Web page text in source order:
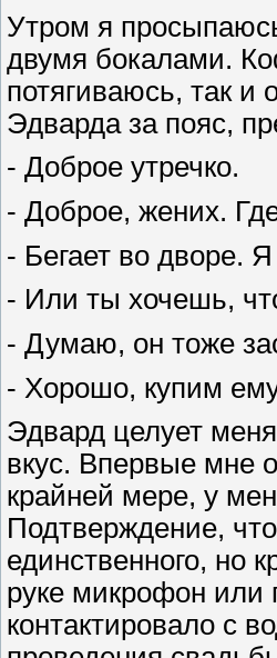
Утром я
двумя бокалами.
потягиваюсь, так
Эдварда за пояс,
- Доброе утречко.
- Доброе, жених.
- Бегает во дворе.
- Или ты хочешь,
- Думаю, он тоже
- Хорошо, купим
Эдвард целует
вкус. Впервые мне
крайней мере, у
Подтверждение,
единственного, но
руке микрофон или
контактировало с